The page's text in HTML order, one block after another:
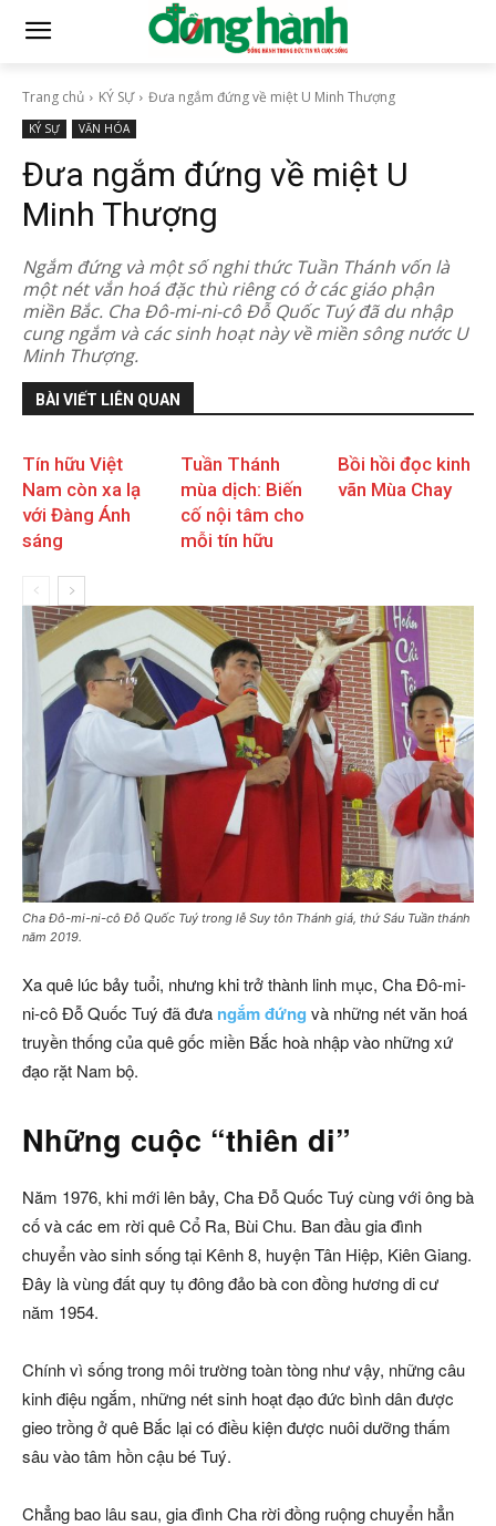
Trang chủ KÝ SỰ Đưa ngắm đứng về miệt U Minh Thượng
KÝ SỰ VĂN HÓA
Đưa ngắm đứng về miệt U
Minh Thượng
Ngắm đứng và một số nghi thức Tuần Thánh vốn là
một nét vắn hoá đặc thù riêng có ở các giáo phận
miền Bắc. Cha Đô-mi-ni-cô Đỗ Quốc Tuý đã du nhập
cung ngắm và các sinh hoạt này về miền sông nước U
Minh Thượng.
BÀI VIẾT LIÊN QUAN
Tín hữu Việt
Nam còn xa lạ
với Đàng Ánh
sáng
Tuần Thánh
mùa dịch: Biến
cố nội tâm cho
mỗi tín hữu
Bồi hồi đọc kinh
vãn Mùa Chay
Cha Đô-mi-ni-cô Đỗ Quốc Tuý trong lễ Suy tôn Thánh giá, thứ Sáu Tuần thánh
năm 2019.
Xa quê lúc bảy tuổi, nhưng khi trở thành linh mục, Cha Đô-mi-
ni-cô Đỗ Quốc Tuý đã đưa ngắm đứng và những nét văn hoá
truyền thống của quê gốc miền Bắc hoà nhập vào những xứ
đạo rặt Nam bộ.
Những cuộc “thiên di”
Năm 1976, khi mới lên bảy, Cha Đỗ Quốc Tuý cùng với ông bà
cố và các em rời quê Cổ Ra, Bùi Chu. Ban đầu gia đình
chuyển vào sinh sống tại Kênh 8, huyện Tân Hiệp, Kiên Giang.
Đây là vùng đất quy tụ đông đảo bà con đồng hương di cư
năm 1954.
Chính vì sống trong môi trường toàn tòng như vậy, những câu
kinh điệu ngắm, những nét sinh hoạt đạo đức bình dân được
gieo trồng ở quê Bắc lại có điều kiện được nuôi dưỡng thấm
sâu vào tâm hồn cậu bé Tuý.
Chẳng bao lâu sau, gia đình Cha rời đồng ruộng chuyển hẳn